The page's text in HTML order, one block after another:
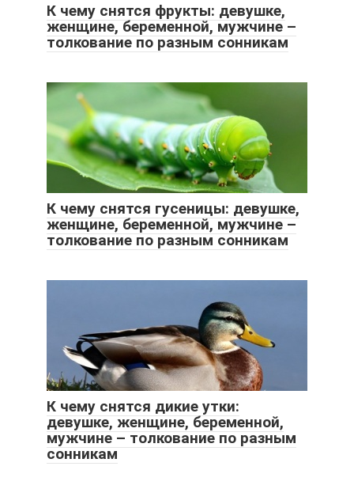
К чему снятся фрукты: девушке,
женщине, беременной, мужчине –
толкование по разным сонникам
К чему снятся гусеницы: девушке,
женщине, беременной, мужчине –
толкование по разным сонникам
К чему снятся дикие утки:
девушке, женщине, беременной,
мужчине – толкование по разным
сонникам